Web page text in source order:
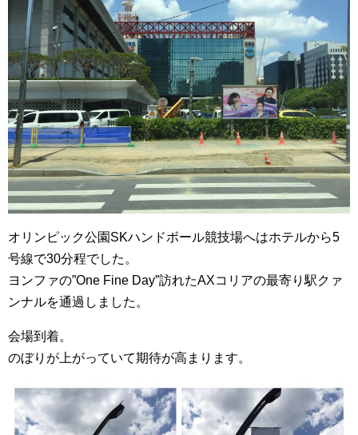
オリンピック公園SKハンドボール競技場へはホテルから5
号線で30分程でした。
ヨンファの”One Fine Day”訪れたAXコリアの最寄り駅クァ
ンナルを通過しました。
会場到着。
のぼりが上がっていて期待が高まります。